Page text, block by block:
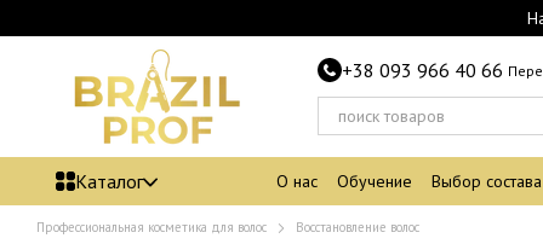
+38 093 966 40 66
Каталог О нас Обучение Выбор состава
Профессиональная косметика для волос Восстановление волос